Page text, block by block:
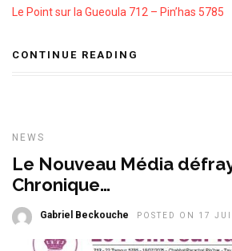
Le Point sur la Gueoula 712 – Pin’has 5785
CONTINUE READING
NEWS
Le Nouveau Média
Chronique…
Gabriel Beckouche POSTED ON 17